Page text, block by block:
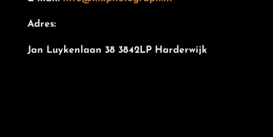
Adres:
Jan Luykenlaan 38 3842LP Harderwijk